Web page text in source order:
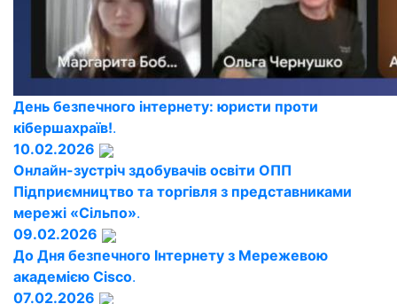
День безпечного інтернету: юристи проти
кібершахраїв!.
10.02.2026
Онлайн-зустріч здобувачів освіти ОПП
Підприємництво та торгівля з представниками
мережі «Сільпо».
09.02.2026
До Дня безпечного Інтернету з Мережевою
академією Cisco.
07.02.2026